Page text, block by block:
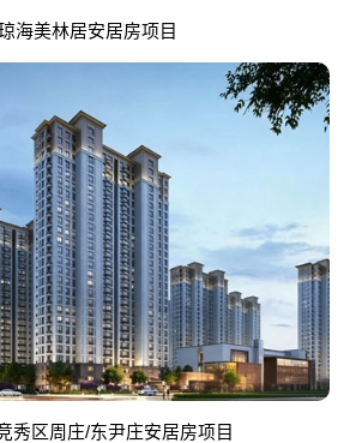
海美林居安居房项目
秀区周庄/东尹庄安居房项目